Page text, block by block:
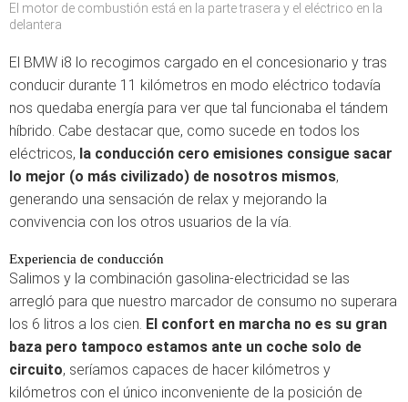
El motor de combustión está en la parte trasera y el eléctrico en la
delantera
El BMW i8 lo recogimos cargado en el concesionario y tras
conducir durante 11 kilómetros en modo eléctrico todavía
nos quedaba energía para ver que tal funcionaba el tándem
híbrido. Cabe destacar que, como sucede en todos los
eléctricos, la conducción cero emisiones consigue sacar
lo mejor (o más civilizado) de nosotros mismos,
generando una sensación de relax y mejorando la
convivencia con los otros usuarios de la vía.
Experiencia de conducción
Salimos y la combinación gasolina-electricidad se las
arregló para que nuestro marcador de consumo no superara
los 6 litros a los cien. El confort en marcha no es su gran
baza pero tampoco estamos ante un coche solo de
circuito, seríamos capaces de hacer kilómetros y
kilómetros con el único inconveniente de la posición de